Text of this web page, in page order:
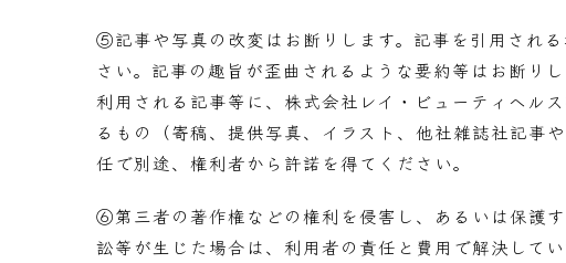
⑤記事や写真の改変はお断りします。記事を引用され
さい。記事の趣旨が歪曲されるような要約等はお断りし
利用される記事等に、株式会社レイ・ビューティヘル
るもの（寄稿、提供写真、イラスト、他社雑誌社記事
任で別途、権利者から許諾を得てください。
⑥第三者の著作権などの権利を侵害し、あるいは保護
訟等が生じた場合は、利用者の責任と費用で解決して